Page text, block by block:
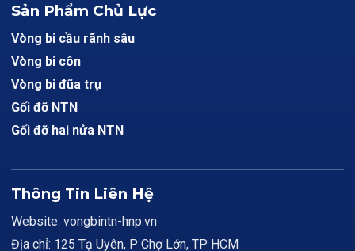
Sản Phẩm Chủ Lực
Vòng bi cầu rãnh sâu
Vòng bi côn
Vòng bi đũa trụ
Gối đỡ NTN
Gối đỡ hai nửa NTN
Thông Tin Liên Hệ
Website: vongbintn-hnp.vn
Địa chỉ: 125 Tạ Uyên, P Chợ Lớn, TP HCM